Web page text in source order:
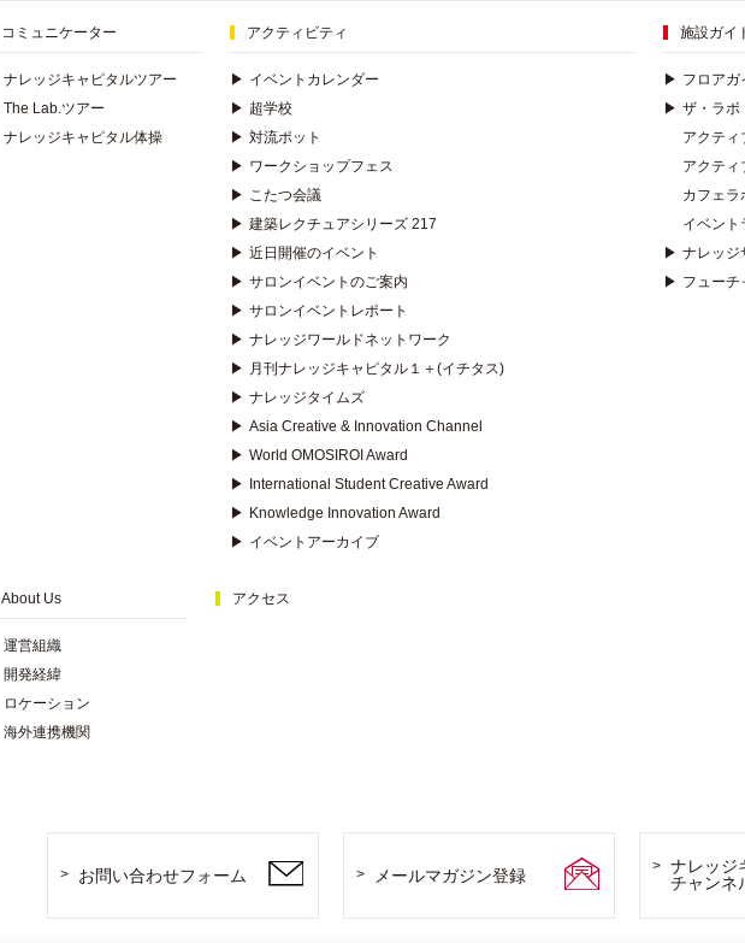
コミュニケーター
ナレッジキャピタルツアー
The Lab.ツアー
ナレッジキャピタル体操
アクティビティ
▶ イベントカレンダー
▶ 超学校
▶ 対流ポット
▶ ワークショップフェス
▶ こたつ会議
▶ 建築レクチュアシリーズ 217
▶ 近日開催のイベント
▶ サロンイベントのご案内
▶ サロンイベントレポート
▶ ナレッジワールドネットワーク
▶ 月刊ナレッジキャピタル１＋(イチタス)
▶ ナレッジタイムズ
▶ Asia Creative & Innovation Channel
▶ World OMOSIROI Award
▶
International Student Creative Award
▶ Knowledge Innovation Award
▶ イベントアーカイブ
施設ガイ
▶ フロアガ
▶ ザ・ラボ
アクティ
アクティ
カフェラ
イベント
▶ ナレッジ
▶ フューチ
About Us
運営組織
開発経緯
ロケーション
海外連携機関
アクセス
お問い合わせフォーム メールマガジン登録
ナレッジ
チャンネ